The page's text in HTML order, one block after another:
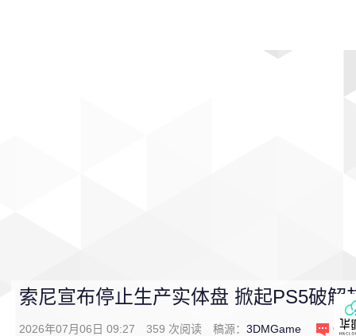
索尼宣布停止生产实体盘 掀起PS5破解
2026年07月06日 09:27 359 次阅读 稿源： 3DMGame 0 条